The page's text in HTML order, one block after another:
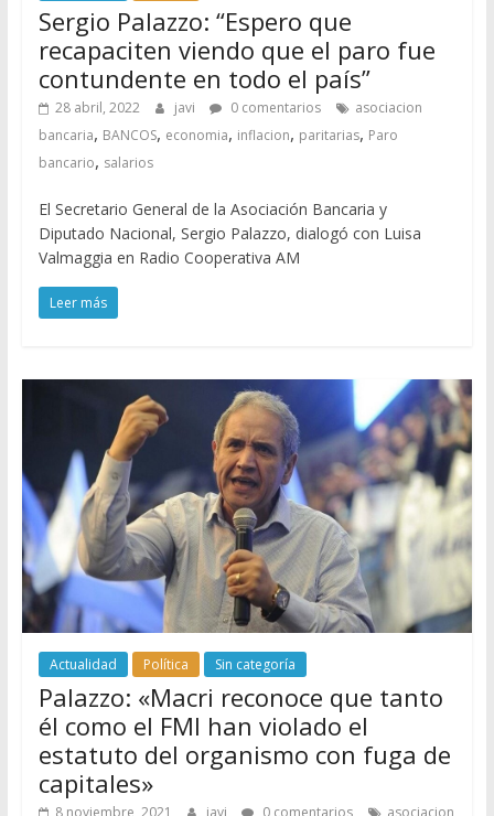
Sergio Palazzo: “Espero que
recapaciten viendo que el paro fue
contundente en todo el país”
28 abril, 2022 javi 0 comentarios
asociacion
bancaria, BANCOS, economia, inflacion, paritarias, Paro
bancario, salarios
El Secretario General de la Asociación Bancaria y
Diputado Nacional, Sergio Palazzo, dialogó con Luisa
Valmaggia en Radio Cooperativa AM
Leer más
Actualidad Política Sin categoría
Palazzo: «Macri reconoce que tanto
él como el FMI han violado el
estatuto del organismo con fuga de
capitales»
8 noviembre, 2021 javi 0 comentarios asociacion